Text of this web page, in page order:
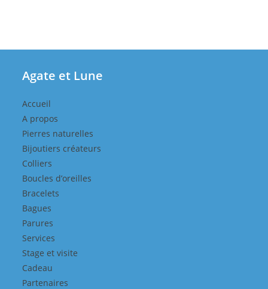
Agate et Lune
Accueil
A propos
Pierres naturelles
Bijoutiers créateurs
Colliers
Boucles d’oreilles
Bracelets
Bagues
Parures
Services
Stage et visite
Cadeau
Partenaires